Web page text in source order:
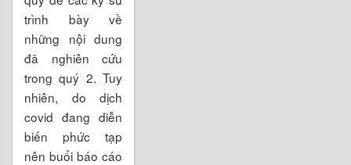
trình bày về
những nội dung
đã nghiên cứu
trong quý 2. Tuy
nhiên, do dịch
covid đang diễn
biến phức tạp
nên buổi báo cáo